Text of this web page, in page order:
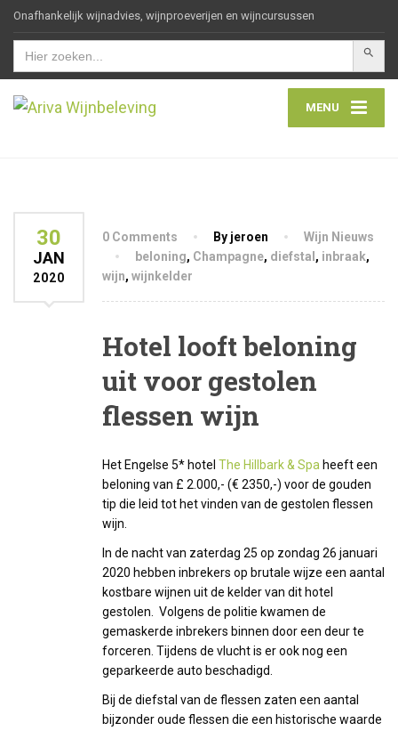
Onafhankelijk wijnadvies, wijnproeverijen en wijncursussen
Zoek
naar:
MENU
30
JAN
2020
0 Comments By jeroen
Wijn Nieuws
beloning, Champagne, diefstal , inbraak,
wijn, wijnkelder
Hotel looft beloning
uit voor gestolen
flessen wijn
Het Engelse 5* hotel The Hillbark & Spa heeft een
beloning van £ 2.000,- (€ 2350,-) voor de gouden
tip die leid tot het vinden van de gestolen flessen
wijn.
In de nacht van zaterdag 25 op zondag 26 januari
2020 hebben inbrekers op brutale wijze een aantal
kostbare wijnen uit de kelder van dit hotel
gestolen. Volgens de politie kwamen de
gemaskerde inbrekers binnen door een deur te
forceren. Tijdens de vlucht is er ook nog een
geparkeerde auto beschadigd.
Bij de diefstal van de flessen zaten een aantal
bijzonder oude flessen die een historische waarde